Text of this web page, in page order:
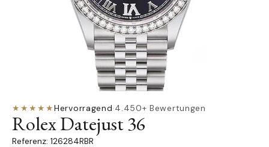
★★★★★Hervorragend·4.450+ Bewertungen
Rolex Datejust 36
126284RBR